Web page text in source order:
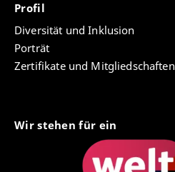
Profil
Diversität und Inklusion
Porträt
Zertifikate und Mitgliedschaften
Wir stehen für ein